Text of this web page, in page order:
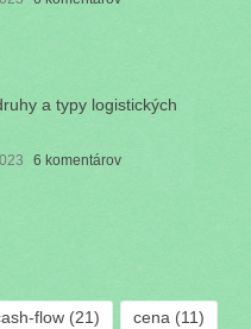
a typy logistických
6 komentárov
flow(21) cena (11)